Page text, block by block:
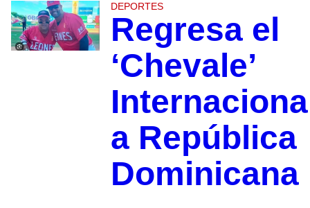
DEPORTES
Regresa el
‘Chevale’
a República
Dominicana